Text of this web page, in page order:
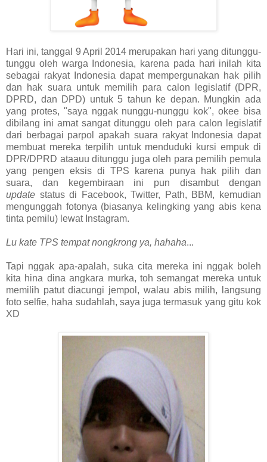
Hari ini, tanggal 9 April 2014 merupakan hari yang ditunggu-
tunggu oleh warga Indonesia, karena pada hari inilah kita
sebagai rakyat Indonesia dapat mempergunakan hak pilih
dan hak suara untuk memilih para calon legislatif (DPR,
DPRD, dan DPD) untuk 5 tahun ke depan. Mungkin ada
yang protes, "saya nggak nunggu-nunggu kok", okee bisa
dibilang ini amat sangat ditunggu oleh para calon legislatif
dari berbagai parpol apakah suara rakyat Indonesia dapat
membuat mereka terpilih untuk menduduki kursi empuk di
DPR/DPRD ataauu ditunggu juga oleh para pemilih pemula
yang pengen eksis di TPS karena punya hak pilih dan
suara, dan kegembiraan ini pun disambut dengan
update status di Facebook, Twitter, Path, BBM, kemudian
mengunggah fotonya (biasanya kelingking yang abis kena
tinta pemilu) lewat Instagram.
Lu kate TPS tempat nongkrong ya, hahaha...
Tapi nggak apa-apalah, suka cita mereka ini nggak boleh
kita hina dina angkara murka, toh semangat mereka untuk
memilih patut diacungi jempol, walau abis milih, langsung
foto selfie, haha sudahlah, saya juga termasuk yang gitu kok
XD